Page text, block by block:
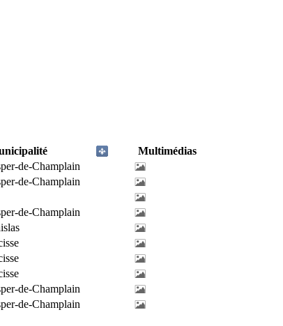
Multimédias
de-Champlain
de-Champlain
de-Champlain
de-Champlain
de-Champlain